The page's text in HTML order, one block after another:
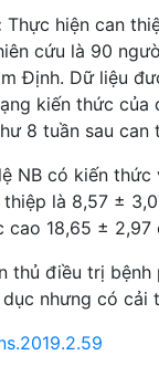
Thực hiện can
cứu là 90
Định. Dữ liệu
kiến thức
8 tuần sau can
NB có kiến
là 8,57 ±
cao 18,65 ±
thủ điều trị
nhưng có cải